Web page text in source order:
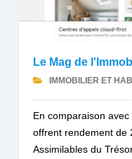
Le Mag de
IMMOBILIER ET
En comparaison
offrent rendement de
Assimilables du